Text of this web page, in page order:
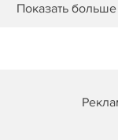
Показать больше